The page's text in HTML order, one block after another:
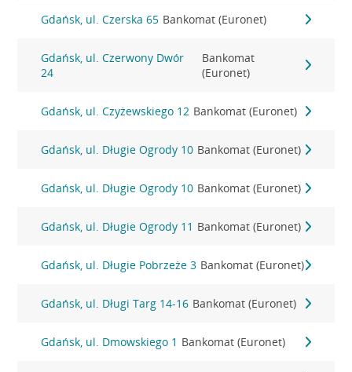
Gdańsk, ul. Czerska 65 Bankomat (Euronet)
Gdańsk, ul. Czerwony Dwór
24
Bankomat
(Euronet)
Gdańsk, ul. Czyżewskiego 12 Bankomat (Euronet)
Gdańsk, ul. Długie Ogrody 10 Bankomat (Euronet)
Gdańsk, ul. Długie Ogrody 10 Bankomat (Euronet)
Gdańsk, ul. Długie Ogrody 11 Bankomat (Euronet)
Gdańsk, ul. Długie Pobrzeże 3 Bankomat (Euronet)
Gdańsk, ul. Długi Targ 14-16 Bankomat (Euronet)
Gdańsk, ul. Dmowskiego 1 Bankomat (Euronet)